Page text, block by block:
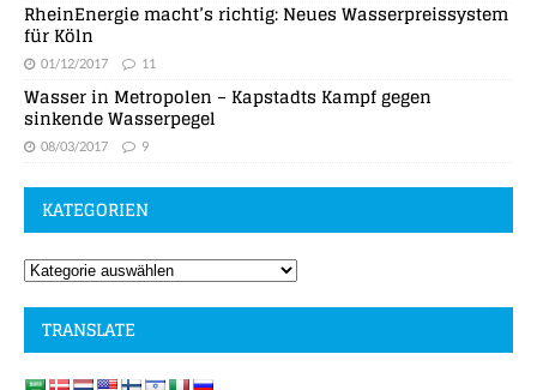
RheinEnergie macht’s richtig: Neues Wasserpreissystem
für Köln
01/12/2017 11
Wasser in Metropolen – Kapstadts Kampf gegen
sinkende Wasserpegel
08/03/2017 9
KATEGORIEN
TRANSLATE